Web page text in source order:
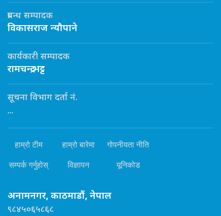
प्रबन्ध सम्पादक
विकासराज न्यौपाने
कार्यकारी सम्पादक
रामचन्द्र भट्ट
सूचना विभाग दर्ता नं.
...
हाम्रो टीम हाम्रो बारेमा गोपनीयता नीति
सम्पर्क गर्नुहोस् विज्ञापन यूनिकोड
अनामनगर, काठमाडौं, नेपाल
९८४५०६५८६८